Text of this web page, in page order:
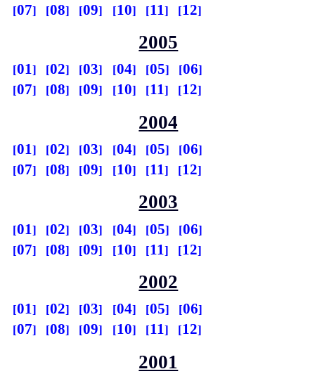
07
08 09 10 11 12
2005
01 02 03 04 05
06
07
08 09 10 11 12
2004
01 02 03 04 05
06
07
08 09 10 11 12
2003
01 02 03 04 05
06
07
08 09 10 11 12
2002
01 02 03 04 05
06
07
08 09 10 11 12
2001